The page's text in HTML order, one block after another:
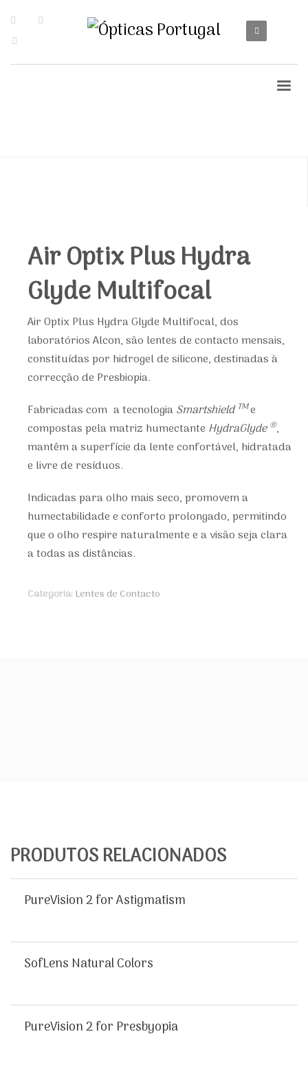
Air Optix Plus Hydra
Glyde Multifocal
Air Optix Plus Hydra Glyde Multifocal, dos
laboratórios Alcon, são lentes de contacto mensais,
constituídas por hidrogel de silicone, destinadas à
correcção de Presbiopia.
Fabricadas com a tecnologiaSmartshield TMe
compostas pela matriz humectanteHydraGlyde ®,
mantêm a superfície da lente confortável, hidratada
e livre de resíduos.
Indicadas para olho mais seco, promovem a
humectabilidade e conforto prolongado, permitindo
que o olho respire naturalmente e a visão seja clara
a todas as distâncias.
Categoria: Lentes de Contacto
PRODUTOS RELACIONADOS
PureVision 2 for Astigmatism
SofLens Natural Colors
PureVision 2 for Presbyopia